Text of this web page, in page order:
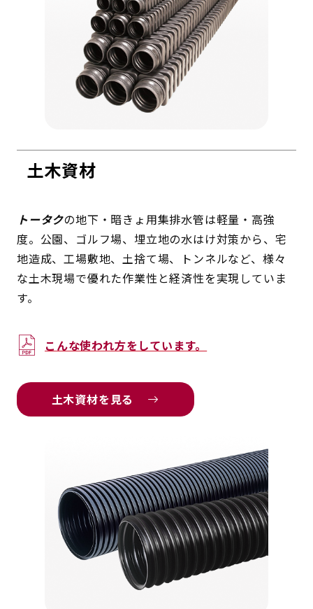
土木資材
トータクの地下・暗きょ用集排水管は軽量・高強
度。公園、ゴルフ場、埋立地の水はけ対策から、宅
地造成、工場敷地、土捨て場、トンネルなど、様々
な土木現場で優れた作業性と経済性を実現していま
す。
こんな使われ方をしています。
土木資材を見る